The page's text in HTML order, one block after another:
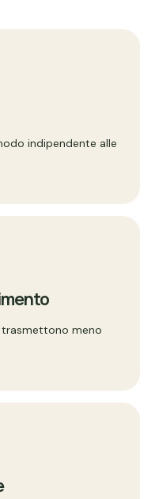
indipendente alle
trasmettono meno